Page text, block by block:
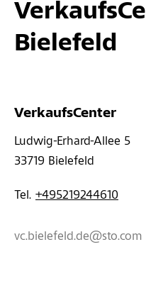
Bielefeld
VerkaufsCenter
Ludwig-Erhard-Allee 5
33719 Bielefeld
Tel. +495219244610
vc.bielefeld.de@sto.com